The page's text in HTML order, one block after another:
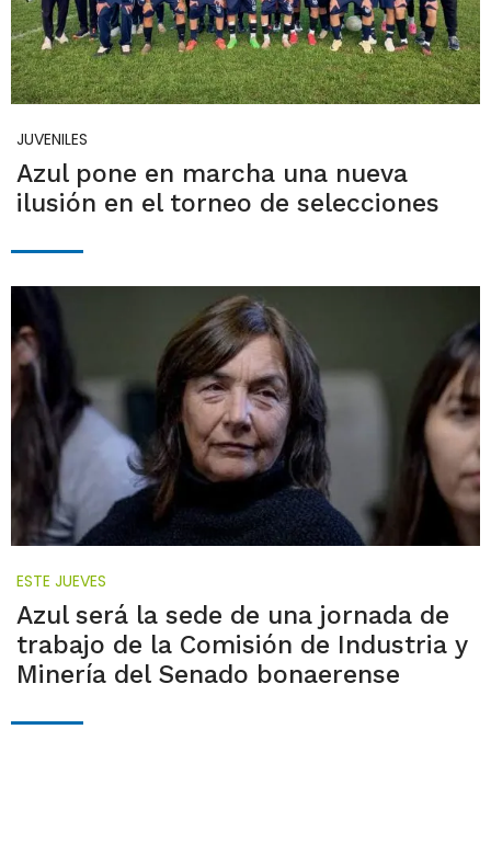
JUVENILES
Azul pone en marcha una nueva
ilusión en el torneo de selecciones
ESTE JUEVES
Azul será la sede de una jornada de
trabajo de la Comisión de Industria y
Minería del Senado bonaerense